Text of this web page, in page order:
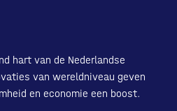
hart van de Nederlandse
van wereldniveau geven
en economie een boost.